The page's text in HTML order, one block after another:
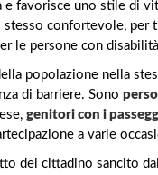
e favorisce uno stile di
stesso confortevole, per
le persone con
popolazione nella
di barriere. Sono
genitori con i
a varie
del cittadino sancito